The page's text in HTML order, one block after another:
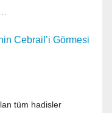
Cebrail’i Görmesi
tüm hadisler